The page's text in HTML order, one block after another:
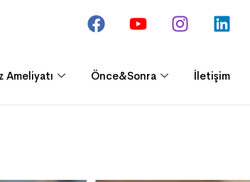
Ameliyatı Önce&Sonra İletişim